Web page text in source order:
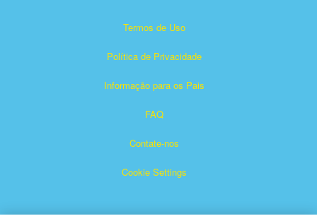
Termos de Uso
Política de Privacidade
Informação para os Pais
FAQ
Contate-nos
Cookie Settings